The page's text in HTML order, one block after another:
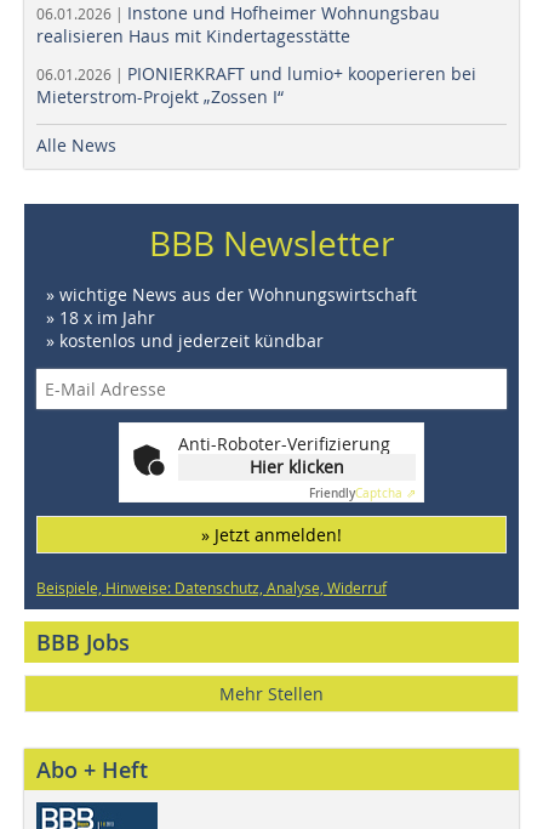
06.01.2026 | Instone und Hofheimer Wohnungsbau
realisieren Haus mit Kindertagesstätte
06.01.2026 | PIONIERKRAFT und lumio+ kooperieren bei
Mieterstrom-Projekt „Zossen I“
Alle News
BBB Newsletter
» wichtige News aus der Wohnungswirtschaft
» 18 x im Jahr
» kostenlos und jederzeit kündbar
Anti-Roboter-Verifizierung
Hier klicken
FriendlyCaptcha ⇗
» Jetzt anmelden!
Beispiele, Hinweise: Datenschutz, Analyse, Widerruf
BBB Jobs
Mehr Stellen
Abo + Heft